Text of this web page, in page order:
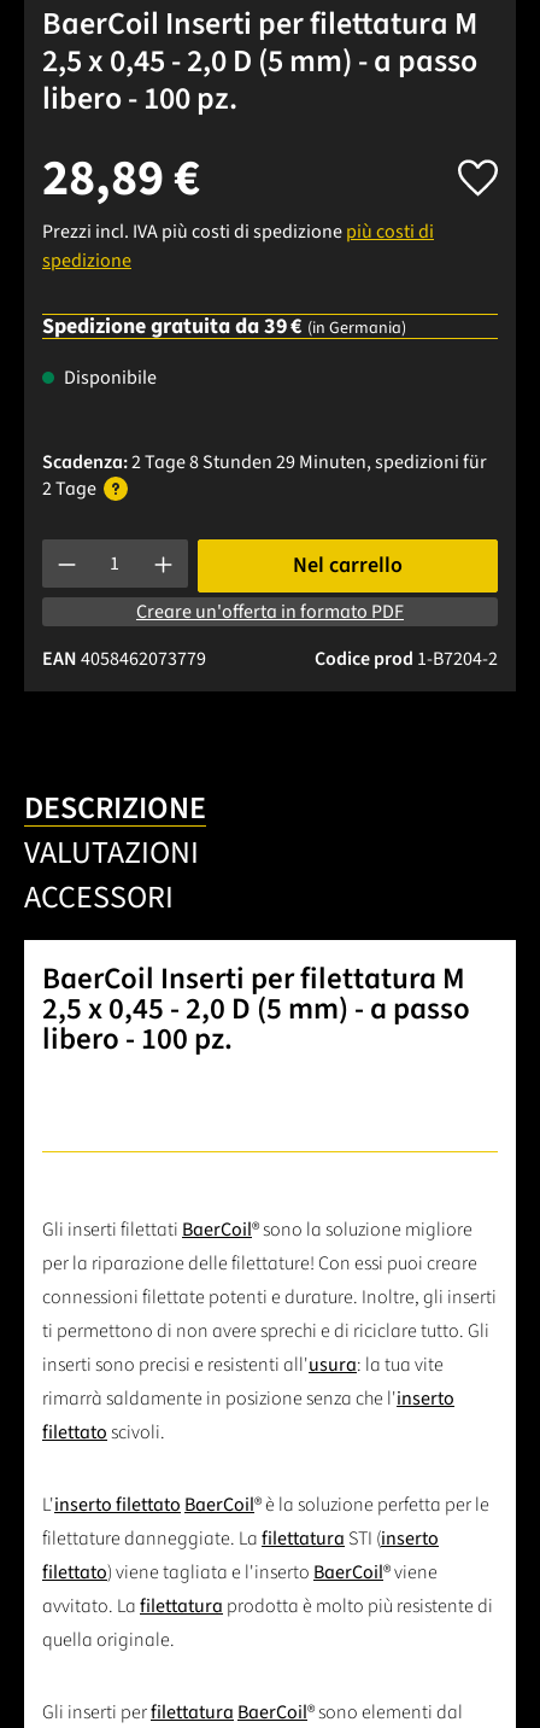
BaerCoil Inserti per filettatura M
2,5 x 0,45 - 2,0 D (5 mm) - a passo
libero - 100 pz.
28,89 €
Prezzi incl. IVA più costi di spedizionepiù costi di
spedizione
Spedizione gratuita da 39 € (in Germania)
Disponibile
Scadenza:2 Tage 8 Stunden 29 Minuten, spedizionifür
2 Tage
Quantità del prodotto: inserisci la quantità desiderata o
Nel carrello
Creare un'offerta in formato PDF
Codice prod 1-B7204-2
EAN4058462073779
DESCRIZIONE
VALUTAZIONI
ACCESSORI
BaerCoil Inserti per filettatura M
2,5 x 0,45 - 2,0 D (5 mm) - a passo
libero - 100 pz.
Gli inserti filettati BaerCoil® sono la soluzione migliore
per la riparazione delle filettature! Con essi puoi creare
connessioni filettate potenti e durature. Inoltre, gli inserti
ti permettono di non avere sprechi e di riciclare tutto. Gli
inserti sono precisi e resistenti all'usura: la tua vite
rimarrà saldamente in posizione senza che l'inserto
filettatoscivoli.
L'inserto filettato BaerCoil® è la soluzione perfetta per le
filettature danneggiate. Lafilettatura STI (inserto
filettato) viene tagliata e l'inserto BaerCoil® viene
avvitato. Lafilettatura prodotta è molto più resistente di
quella originale.
Gli inserti perfilettatura BaerCoil® sono elementi dal